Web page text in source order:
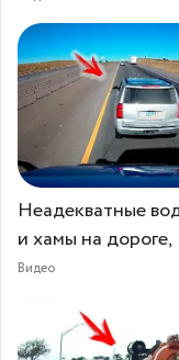
Неадекватные
и хамы на дороге,
Видео